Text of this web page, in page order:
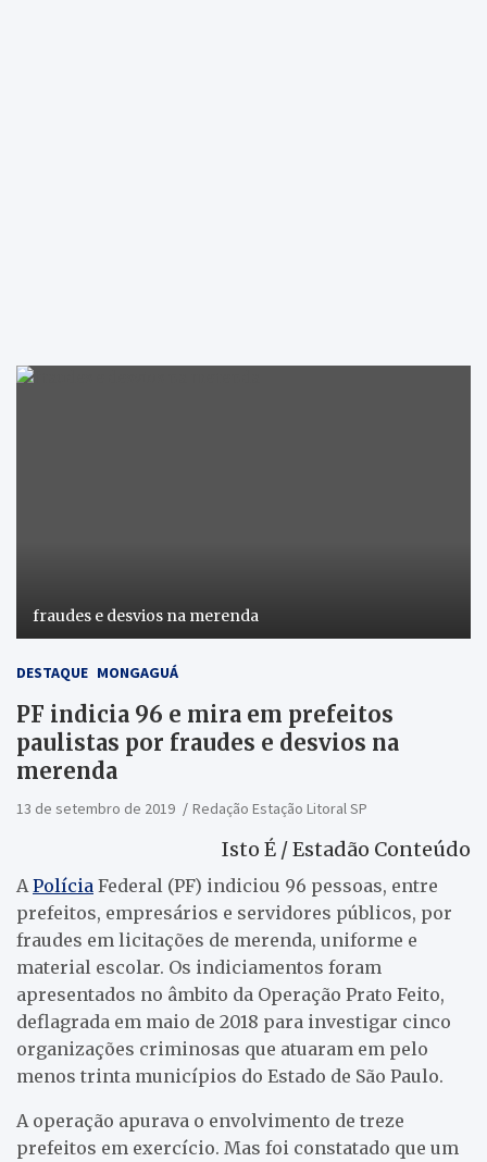
fraudes e desvios na merenda
DESTAQUE MONGAGUÁ
PF indicia 96 e mira em prefeitos
paulistas por fraudes e desvios na
merenda
13 de setembro de 2019 Redação Estação Litoral SP
Isto É / Estadão Conteúdo
A Polícia Federal (PF) indiciou 96 pessoas, entre
prefeitos, empresários e servidores públicos, por
fraudes em licitações de merenda, uniforme e
material escolar. Os indiciamentos foram
apresentados no âmbito da Operação Prato Feito,
deflagrada em maio de 2018 para investigar cinco
organizações criminosas que atuaram em pelo
menos trinta municípios do Estado de São Paulo.
A operação apurava o envolvimento de treze
prefeitos em exercício. Mas foi constatado que um